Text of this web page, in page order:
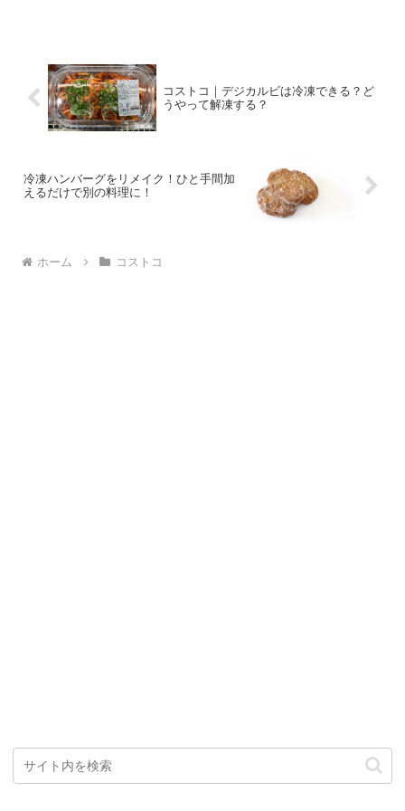
コストコ｜デジカルビは冷凍できる？ど
うやって解凍する？
冷凍ハンバーグをリメイク！ひと手間加
えるだけで別の料理に！
ホーム コストコ